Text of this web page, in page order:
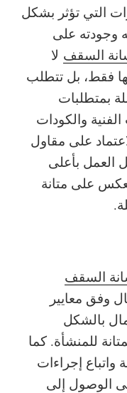
التي تؤثر بشكل
وجودته على
السقف لا
فقط، بل تتطلب
بمتطلبات
والكودات
على مقاول
العمل بأعلى
على متانة
السقف
وفق معايير
بالشكل
للمنشأة. كما
واتباع إجراءات
الوصول إلى